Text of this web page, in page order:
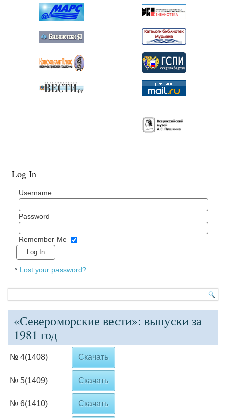
Log In
Username
Password
Remember Me
Lost your password?
«Североморские вести»: выпуски за
1981 год
№ 4(1408) Скачать
№ 5(1409) Скачать
№ 6(1410) Скачать